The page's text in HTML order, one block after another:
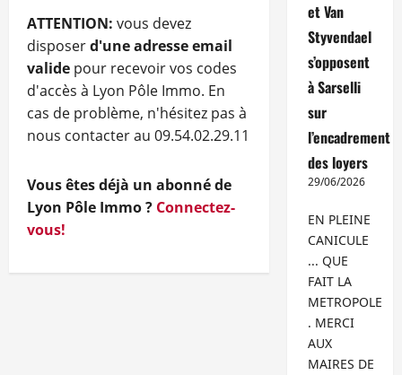
ATTENTION: vous devez
disposerd'une adresse email
valide pour recevoir vos codes
d'accès à Lyon Pôle Immo. En
cas de problème, n'hésitez pas à
nous contacter au 09.54.02.29.11
Vous êtes déjà un abonné de
Lyon Pôle Immo ? Connectez-
vous!
et Van
Styvendael
s’opposent
à Sarselli
sur
l’encadrement
des loyers
29/06/2026
EN PLEINE
CANICULE
... QUE
FAIT LA
METROPOLE
. MERCI
AUX
MAIRES DE